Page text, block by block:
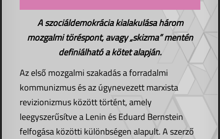
A szociáldemokrácia kialakulása három
mozgalmi töréspont, avagy „skizma” mentén
definiálható a kötet alapján.
Az első mozgalmi szakadás a forradalmi
kommunizmus és az úgynevezett marxista
revizionizmus között történt, amely
leegyszerűsítve a Lenin és Eduard Bernstein
felfogása közötti különbségen alapult. A szerző